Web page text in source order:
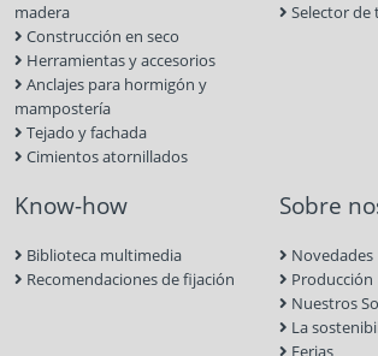
madera
Construcción en seco
Herramientas y accesorios
Anclajes para hormigón y
mampostería
Tejado y fachada
Cimientos atornillados
Selector de
Know-how
Biblioteca multimedia
Recomendaciones de fijación
Sobre
Novedades
Producción
Nuestros
La
Ferias